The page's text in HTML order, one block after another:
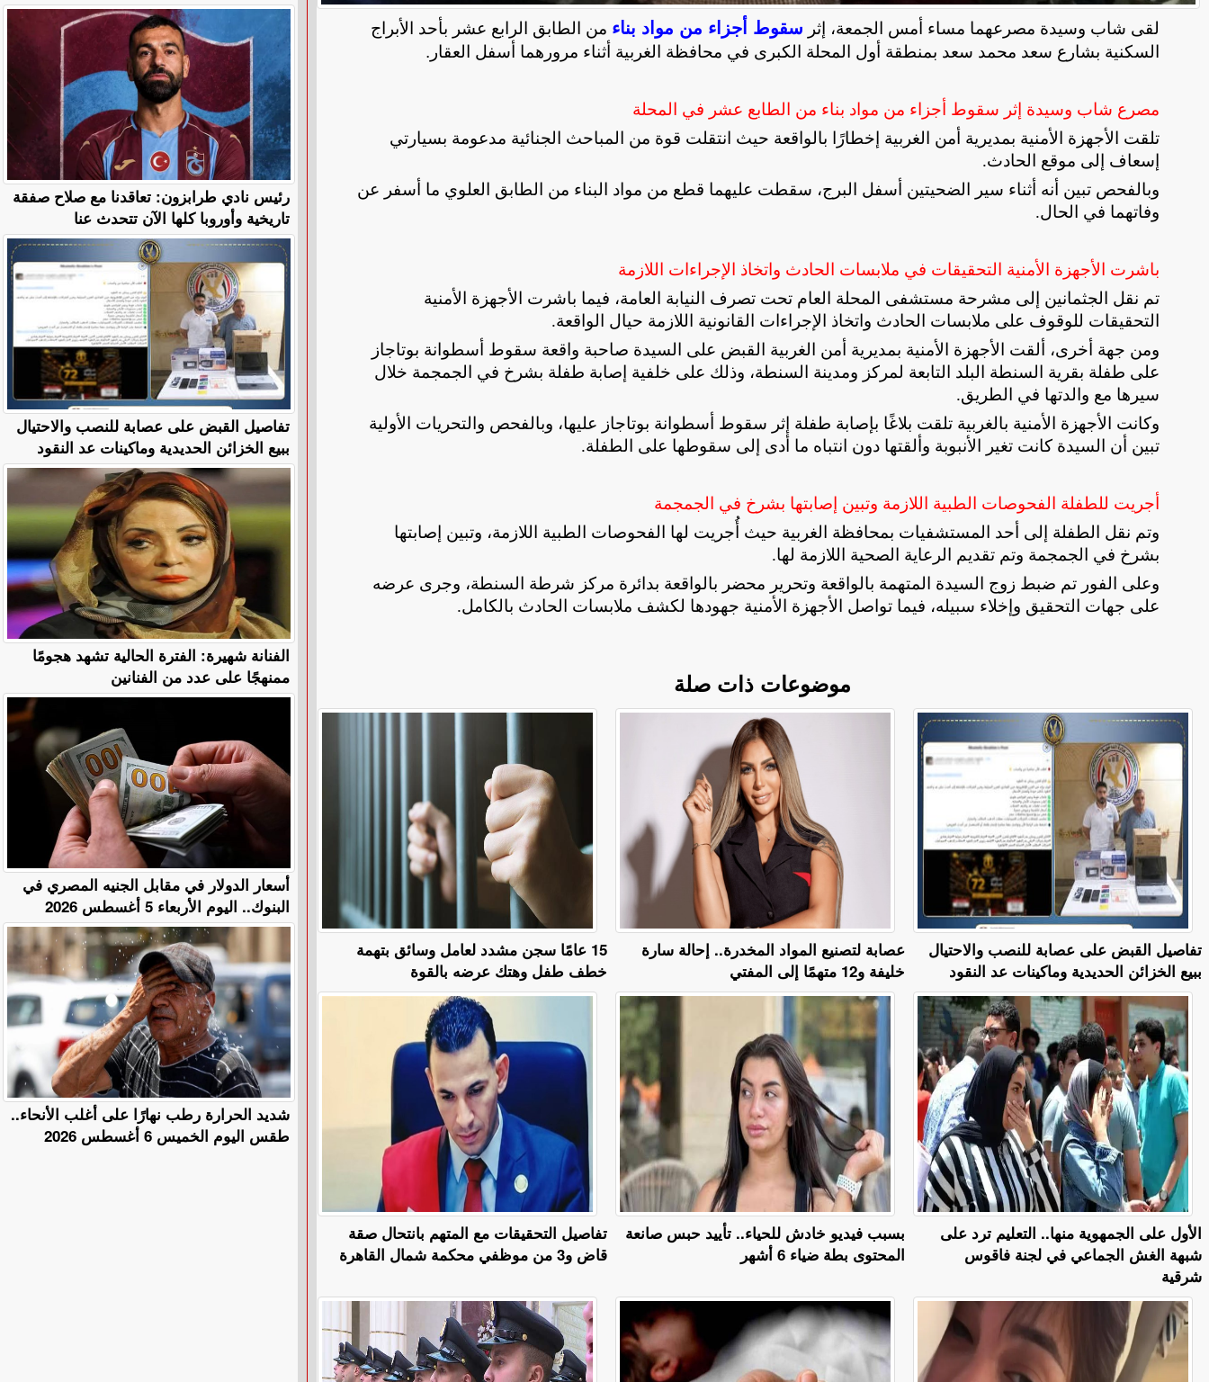
لقى شاب وسيدة مصرعهما مساء أمس الجمعة، إثر سقوط أجزاء من مواد بناء من الطابق الرابع عشر بأحد الأبراج
السكنية بشارع سعد محمد سعد بمنطقة أول المحلة الكبرى في محافظة الغربية أثناء مرورهما أسفل العقار.
مصرع شاب وسيدة إثر سقوط أجزاء من مواد بناء من الطابع عشر في المحلة
تلقت الأجهزة الأمنية بمديرية أمن الغربية إخطارًا بالواقعة حيث انتقلت قوة من المباحث الجنائية مدعومة بسيارتي
إسعاف إلى موقع الحادث.
وبالفحص تبين أنه أثناء سير الضحيتين أسفل البرج، سقطت عليهما قطع من مواد البناء من الطابق العلوي ما أسفر عن
وفاتهما في الحال.
باشرت الأجهزة الأمنية التحقيقات في ملابسات الحادث واتخاذ الإجراءات اللازمة
تم نقل الجثمانين إلى مشرحة مستشفى المحلة العام تحت تصرف النيابة العامة، فيما باشرت الأجهزة الأمنية
التحقيقات للوقوف على ملابسات الحادث واتخاذ الإجراءات القانونية اللازمة حيال الواقعة.
ومن جهة أخرى، ألقت الأجهزة الأمنية بمديرية أمن الغربية القبض على السيدة صاحبة واقعة سقوط أسطوانة بوتاجاز
على طفلة بقرية السنطة البلد التابعة لمركز ومدينة السنطة، وذلك على خلفية إصابة طفلة بشرخ في الجمجمة خلال
سيرها مع والدتها في الطريق.
وكانت الأجهزة الأمنية بالغربية تلقت بلاغًا بإصابة طفلة إثر سقوط أسطوانة بوتاجاز عليها، وبالفحص والتحريات الأولية
تبين أن السيدة كانت تغير الأنبوبة وألقتها دون انتباه ما أدى إلى سقوطها على الطفلة.
أجريت للطفلة الفحوصات الطبية اللازمة وتبين إصابتها بشرخ في الجمجمة
وتم نقل الطفلة إلى أحد المستشفيات بمحافظة الغربية حيث أُجريت لها الفحوصات الطبية اللازمة، وتبين إصابتها
بشرخ في الجمجمة وتم تقديم الرعاية الصحية اللازمة لها.
وعلى الفور تم ضبط زوج السيدة المتهمة بالواقعة وتحرير محضر بالواقعة بدائرة مركز شرطة السنطة، وجرى عرضه
على جهات التحقيق وإخلاء سبيله، فيما تواصل الأجهزة الأمنية جهودها لكشف ملابسات الحادث بالكامل.
موضوعات ذات صلة
15 عامًا سجن مشدد لعامل وسائق بتهمة
خطف طفل وهتك عرضه بالقوة
عصابة لتصنيع المواد المخدرة.. إحالة سارة
خليفة و12 متهمًا إلى المفتي
تفاصيل القبض على عصابة للنصب والاحتيال
ببيع الخزائن الحديدية وماكينات عد النقود
تفاصيل التحقيقات مع المتهم بانتحال صقة
قاض و3 من موظفي محكمة شمال القاهرة
بسبب فيديو خادش للحياء.. تأييد حبس صانعة
المحتوى بطة ضياء 6 أشهر
الأول على الجمهوية منها.. التعليم ترد على
شبهة الغش الجماعي في لجنة فاقوس
شرقية
رئيس نادي طرابزون: تعاقدنا مع صلاح صفقة
تاريخية وأوروبا كلها الآن تتحدث عنا
تفاصيل القبض على عصابة للنصب والاحتيال
ببيع الخزائن الحديدية وماكينات عد النقود
الفنانة شهيرة: الفترة الحالية تشهد هجومًا
ممنهجًا على عدد من الفنانين
أسعار الدولار في مقابل الجنيه المصري في
البنوك.. اليوم الأربعاء 5 أغسطس 2026
​شديد الحرارة رطب نهارًا على أغلب الأنحاء..
طقس اليوم الخميس 6 أغسطس 2026